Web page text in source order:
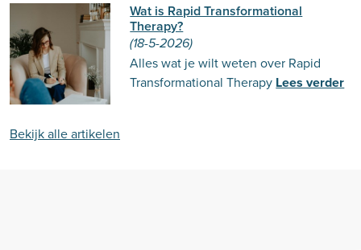
Wat is Rapid Transformational
Therapy?
(18-5-2026)
Alles wat je wilt weten over Rapid
Transformational Therapy Lees verder
Bekijk alle artikelen